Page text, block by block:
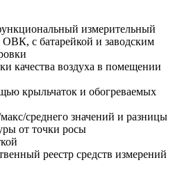
измерительный
ОВК, с батарейкой и заводским
качества воздуха в помещении
крыльчаток и обогреваемых
среднего значений и разницы
от точки росы
реестр средств измерений